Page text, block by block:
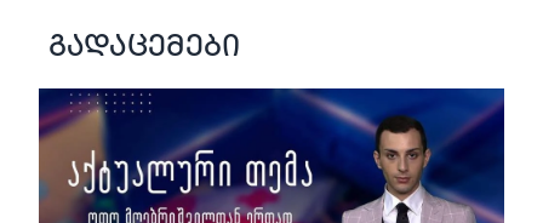
გადაცემები